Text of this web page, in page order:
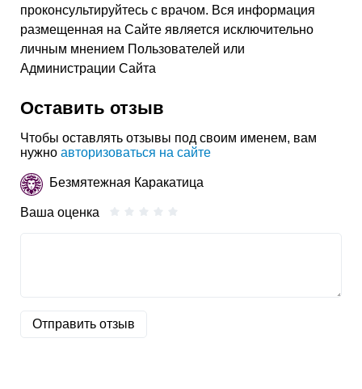
проконсультируйтесь с врачом. Вся информация
размещенная на Сайте является исключительно
личным мнением Пользователей или
Администрации Сайта
Оставить отзыв
Чтобы оставлять отзывы под своим именем, вам
нужно авторизоваться на сайте
Безмятежная Каракатица
Ваша оценка
Отправить отзыв